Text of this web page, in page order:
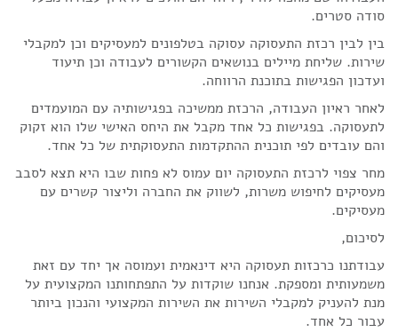
סודה סטרים.
בין לבין רכזת התעסוקה עסוקה בטלפונים למעסיקים וכן למקבלי
שירות. שליחת מיילים בנושאים הקשורים לעבודה וכן תיעוד
ועדכון הפגישות בתוכנת הרווחה.
לאחר ראיון העבודה, הרכזת ממשיכה בפגישותיה עם המועמדים
לתעסוקה. בפגישות כל אחד מקבל את היחס האישי שלו הוא זקוק
והם עובדים לפי תוכנית ההתקדמות התעסוקתית של כל אחד.
מחר צפוי לרכזת התעסוקה יום עמוס לא פחות שבו היא תצא לסבב
מעסיקים לחיפוש משרות, לשווק את החברה וליצור קשרים עם
מעסיקים.
לסיכום,
עבודתנו כרכזות תעסוקה היא דינאמית ועמוסה אך יחד עם זאת
משמעותית ומספקת. אנחנו שוקדות על התפתחותנו המקצועית על
מנת להעניק למקבלי השירות את השירות המקצועי והנכון ביותר
עבור כל אחד.